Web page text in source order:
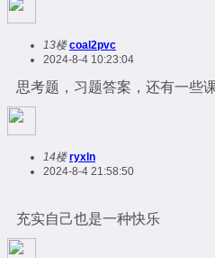
13楼 coal2pvc
2024-8-4 10:23:04
思考题，习题答案，还有一些
14楼 ryxln
2024-8-4 21:58:50
充实自己也是一种快乐